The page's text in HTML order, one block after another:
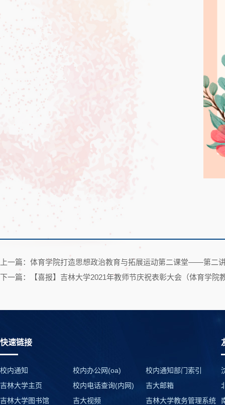
上一篇：体育学院打造思想政治教育与拓展运动第二课堂——第二
下一篇：【喜报】吉林大学2021年教师节庆祝表彰大会（体育学院
快速链接
校内通知 校内办公网(oa)
校内通知部门索引
吉林大学主页
校内电话查询(内网)
吉大邮箱
吉林大学图书馆
吉大视频 吉林大学教务管理系统